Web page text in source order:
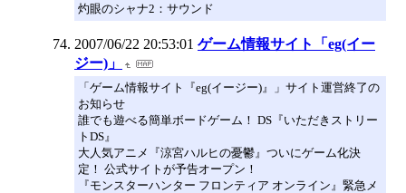
灼眼のシャナ2：サウンド
2007/06/22 20:53:01 ゲーム情報サイト「eg(イー
ジー)」
「ゲーム情報サイト『eg(イージー)』」サイト運営終了の
お知らせ
誰でも遊べる簡単ボードゲーム！ DS『いただきストリー
トDS』
大人気アニメ『涼宮ハルヒの憂鬱』ついにゲーム化決
定！ 公式サイトが予告オープン！
『モンスターハンター フロンティア オンライン』緊急メ